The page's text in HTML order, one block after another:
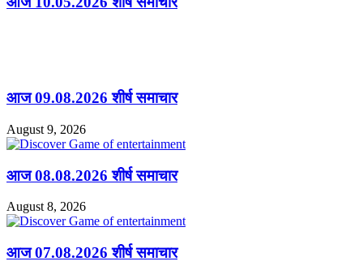
आज 09.08.2026 शीर्ष समाचार
August 9, 2026
आज 08.08.2026 शीर्ष समाचार
August 8, 2026
आज 07.08.2026 शीर्ष समाचार